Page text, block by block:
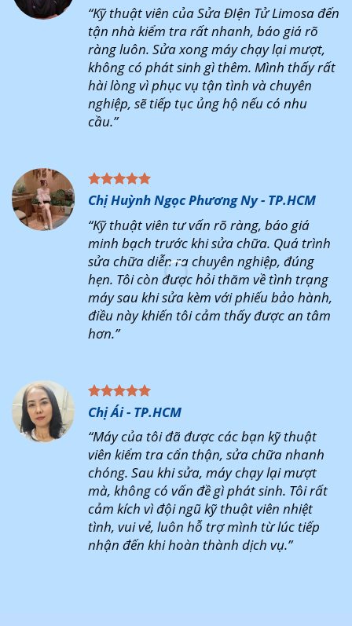
“Kỹ thuật viên của Sửa ĐIện Tử Limosa đến
tận nhà kiểm tra rất nhanh, báo giá rõ
ràng luôn. Sửa xong máy chạy lại mượt,
không có phát sinh gì thêm. Mình thấy rất
hài lòng vì phục vụ tận tình và chuyên
nghiệp, sẽ tiếp tục ủng hộ nếu có nhu
cầu.”
Chị Huỳnh Ngọc Phương Ny - TP.HCM
“Kỹ thuật viên tư vấn rõ ràng, báo giá
minh bạch trước khi sửa chữa. Quá trình
sửa chữa diễn ra chuyên nghiệp, đúng
hẹn. Tôi còn được hỏi thăm về tình trạng
máy sau khi sửa kèm với phiếu bảo hành,
điều này khiến tôi cảm thấy được an tâm
hơn.”
Chị Ái - TP.HCM
“Máy của tôi đã được các bạn kỹ thuật
viên kiểm tra cẩn thận, sửa chữa nhanh
chóng. Sau khi sửa, máy chạy lại mượt
mà, không có vấn đề gì phát sinh. Tôi rất
cảm kích vì đội ngũ kỹ thuật viên nhiệt
tình, vui vẻ, luôn hỗ trợ mình từ lúc tiếp
nhận đến khi hoàn thành dịch vụ.”